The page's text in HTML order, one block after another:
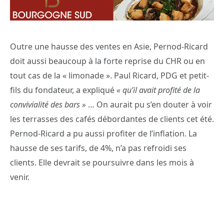
Outre une hausse des ventes en Asie, Pernod-Ricard
doit aussi beaucoup à la forte reprise du CHR ou en
tout cas de la « limonade ». Paul Ricard, PDG et petit-
fils du fondateur, a expliqué« qu’il avait profité de la
convivialité des bars » … On aurait pu s’en douter à voir
les terrasses des cafés débordantes de clients cet été.
Pernod-Ricard a pu aussi profiter de l’inflation. La
hausse de ses tarifs, de 4%, n’a pas refroidi ses
clients. Elle devrait se poursuivre dans les mois à
venir.